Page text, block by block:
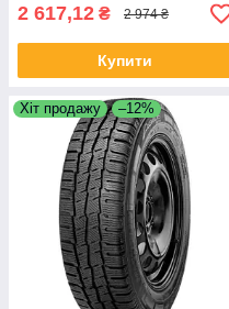
2 617,12 ₴ 2 974 ₴
Купити
Хіт продажу –12%